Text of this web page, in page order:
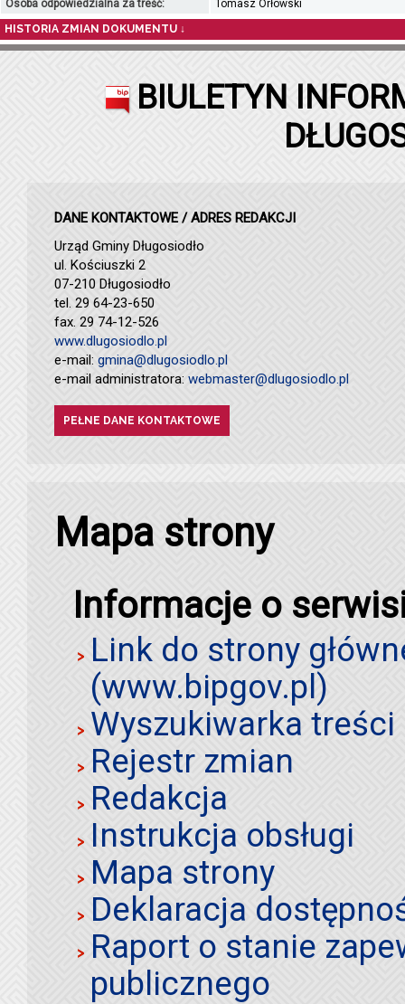
Osoba odpowiedzialna za treść:
Tomasz Orłowski
HISTORIA ZMIAN DOKUMENTU ↓
BIULETYN
DANE KONTAKTOWE / ADRES REDAKCJI
Urząd Gminy Długosiodło
ul. Kościuszki 2
07-210 Długosiodło
tel. 29 64-23-650
fax. 29 74-12-526
www.dlugosiodlo.pl
e-mail: gmina@dlugosiodlo.pl
e-mail administratora: webmaster@dlugosiodlo.pl
PEŁNE DANE KONTAKTOWE
Mapa strony
Informacje o
Link do strony
(www.bipgov.pl)
Wyszukiwarka
Rejestr zmian
Redakcja
Instrukcja obsługi
Mapa strony
Deklaracja
Raport o stanie
publicznego